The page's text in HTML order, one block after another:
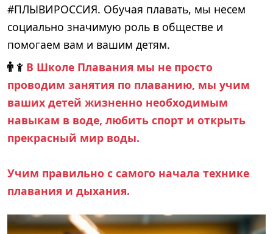
#ПЛЫВИРОССИЯ. Обучая плавать, мы несем
социально значимую роль в обществе и
помогаем вам и вашим детям.
В Школе Плавания мы не просто
проводим занятия по плаванию, мы учим
ваших детей жизненно необходимым
навыкам в воде, любить спорт и открыть
прекрасный мир воды.
Учим правильно с самого начала технике
плавания и дыхания.